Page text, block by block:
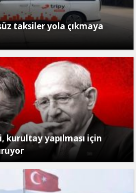
taksiler yola çıkmaya
kurultay yapılması için